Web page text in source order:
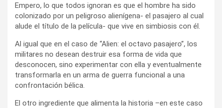
Empero, lo que todos ignoran es que el hombre ha sido
colonizado por un peligroso alienígena- el pasajero al cual
alude el título de la película- que vive en simbiosis con él.
Al igual que en el caso de “Alien: el octavo pasajero”, los
militares no desean destruir esa forma de vida que
desconocen, sino experimentar con ella y eventualmente
transformarla en un arma de guerra funcional a una
confrontación bélica.
El otro ingrediente que alimenta la historia –en este caso